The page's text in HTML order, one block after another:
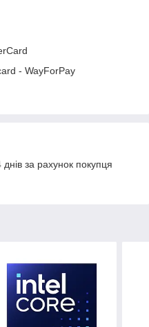
- WayForPay
за рахунок покупця